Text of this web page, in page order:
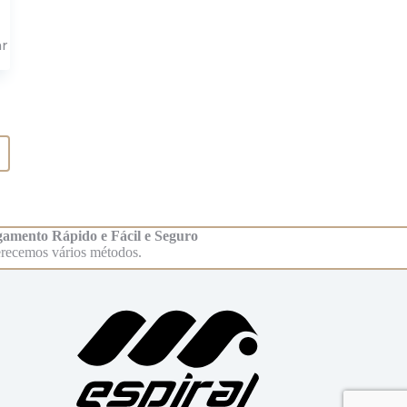
Rápido e Fácil e Seguro
vários métodos.